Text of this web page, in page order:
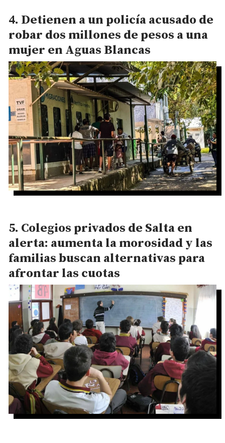
Detienen a un policía acusado de
robar dos millones de pesos a una
mujer en Aguas Blancas
Colegios privados de Salta en
alerta: aumenta la morosidad y las
familias buscan alternativas para
afrontar las cuotas